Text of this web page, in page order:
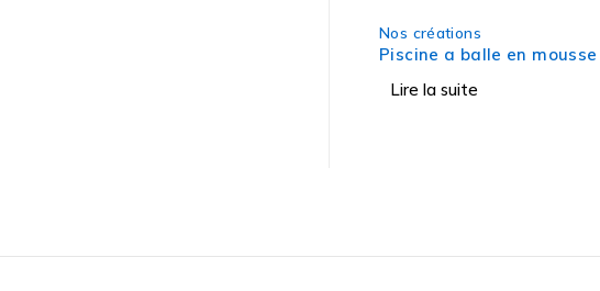
Nos créations
Piscine a balle en mousse
Lire la suite